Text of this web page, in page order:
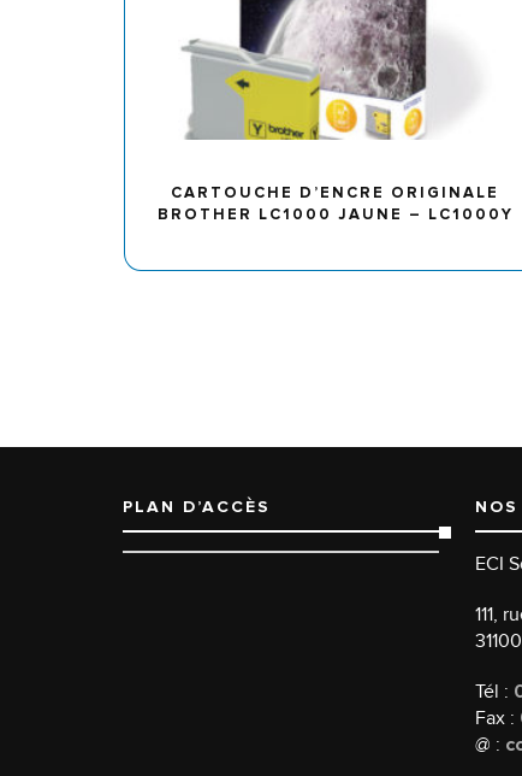
CARTOUCHE D’ENCRE ORIGINALE
BROTHER LC1000 JAUNE – LC1000Y
PLAN D’ACCÈS NOS
ECI
111,
Tél :
Fax :
@ :